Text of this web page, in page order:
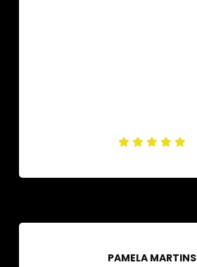
PAMELA MARTINS